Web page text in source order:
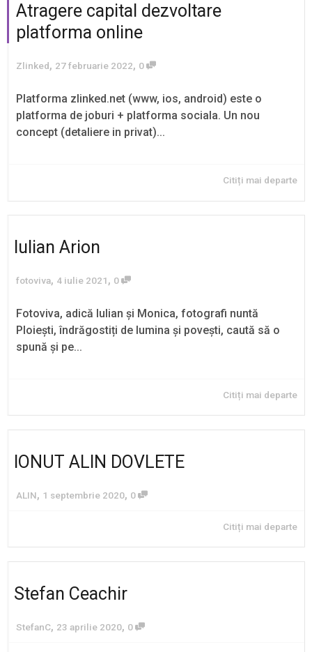
Atragere capital dezvoltare
platforma online
Zlinked, 27 februarie 2022, 0
Platforma zlinked.net (www, ios, android) este o
platforma de joburi + platforma sociala. Un nou
concept (detaliere in privat)...
Citiți mai departe
Iulian Arion
fotoviva, 4 iulie 2021, 0
Fotoviva, adică Iulian și Monica, fotografi nuntă
Ploiești, îndrăgostiți de lumina și povești, caută să o
spună și pe...
Citiți mai departe
IONUT ALIN DOVLETE
ALIN, 1 septembrie 2020, 0
Citiți mai departe
Stefan Ceachir
StefanC, 23 aprilie 2020, 0